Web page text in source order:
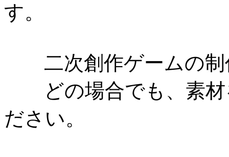
す。
二次創作ゲームの制
どの場合でも、素材
ださい。